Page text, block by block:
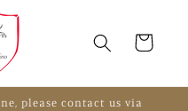
Carrello
please contact us via